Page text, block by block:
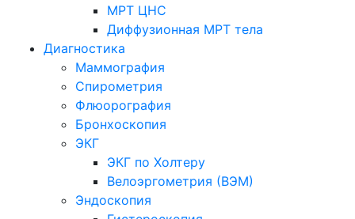
МРТ ЦНС
Диффузионная МРТ тела
Диагностика
Маммография
Спирометрия
Флюорография
Бронхоскопия
ЭКГ
ЭКГ по Холтеру
Велоэргометрия (ВЭМ)
Эндоскопия